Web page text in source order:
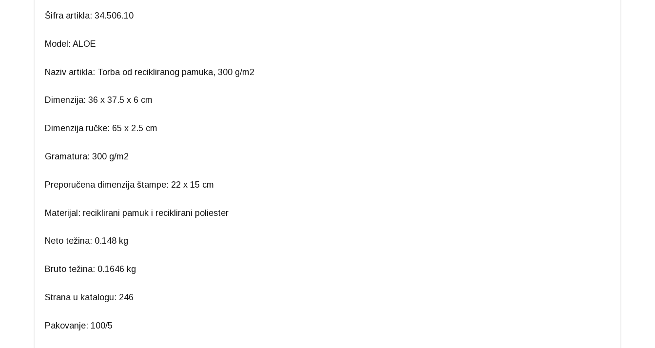
Šifra artikla: 34.506.10
Model: ALOE
Naziv artikla: Torba od recikliranog pamuka, 300 g/m2
Dimenzija: 36 x 37.5 x 6 cm
Dimenzija ručke: 65 x 2.5 cm
Gramatura: 300 g/m2
Preporučena dimenzija štampe: 22 x 15 cm
Materijal: reciklirani pamuk i reciklirani poliester
Neto težina: 0.148 kg
Bruto težina: 0.1646 kg
Strana u katalogu: 246
Pakovanje: 100/5